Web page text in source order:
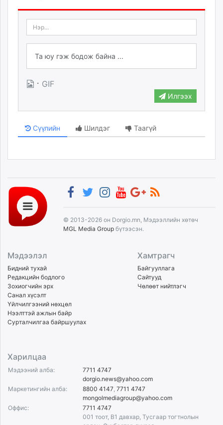
· GIF
Илгээх
Сүүлийн Шилдэг Таагүй
© 2013-2026 он Dorgio.mn, Мэдээллийн хөтөч
MGL Media Group бүтээсэн.
Мэдээлэл
Бидний тухай
Редакцийн бодлого
Зохиогчийн эрх
Санал хүсэлт
Үйлчилгээний нөхцөл
Нээлттэй ажлын байр
Сурталчилгаа байршуулах
Хамтрагч
Байгууллага
Сайтууд
Чөлөөт нийтлэгч
Харилцаа
Мэдээний алба:
7711 4747
dorgio.news@yahoo.com
Маркетингийн алба:
8800 4147 7711 4747
mongolmediagroup@yahoo.com
Оффис:
7711 4747
001 тоот, B1 давхар, Тусгаар тогтнолын